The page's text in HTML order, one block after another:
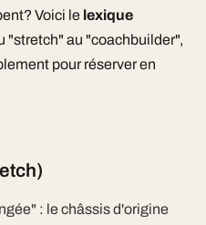
Voici le lexique
"stretch" au "coachbuilder",
pour réserver en
: le châssis d'origine